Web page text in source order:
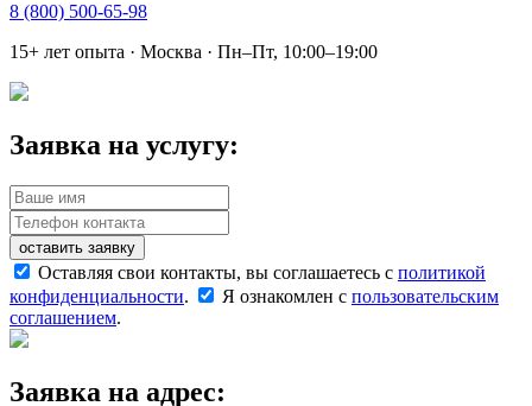
8 (800) 500-65-98
15+ лет опыта · Москва · Пн–Пт, 10:00–19:00
Заявка на услугу:
оставить заявку
Оставляя свои контакты, вы соглашаетесь с политикой
конфиденциальности. Я ознакомлен с пользовательским
соглашением.
Заявка на адрес: